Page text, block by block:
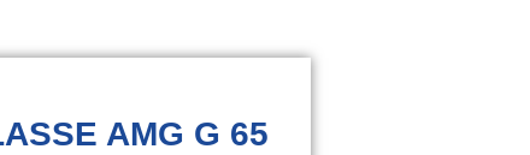
AMG G 65